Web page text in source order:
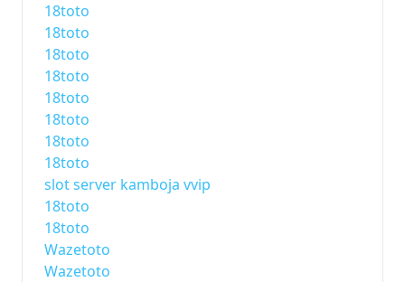
18toto
18toto
18toto
18toto
18toto
18toto
18toto
18toto
slot server kamboja vvip
18toto
18toto
Wazetoto
Wazetoto